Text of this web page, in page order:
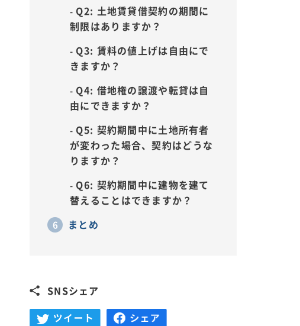
Q2: 土地賃貸借契約の期間に
制限はありますか？
Q3: 賃料の値上げは自由にで
きますか？
Q4: 借地権の譲渡や転貸は自
由にできますか？
Q5: 契約期間中に土地所有者
が変わった場合、契約はどうな
りますか？
Q6: 契約期間中に建物を建て
替えることはできますか？
まとめ
SNSシェア